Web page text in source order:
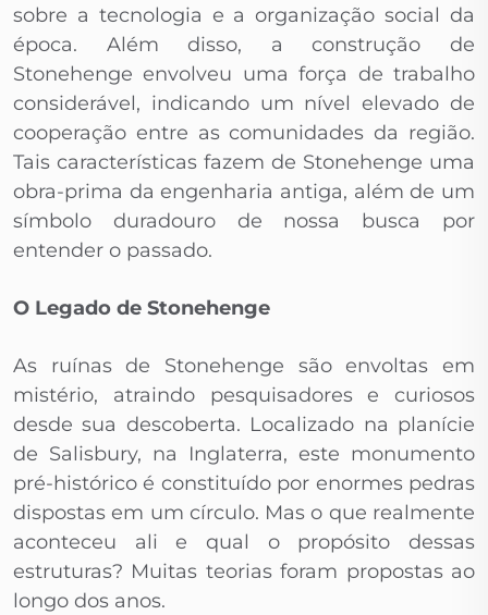
sobre a tecnologia e a organização social da
época. Além disso, a construção de
Stonehenge envolveu uma força de trabalho
considerável, indicando um nível elevado de
cooperação entre as comunidades da região.
Tais características fazem de Stonehenge uma
obra-prima da engenharia antiga, além de um
símbolo duradouro de nossa busca por
entender o passado.
O Legado de Stonehenge
As ruínas de Stonehenge são envoltas em
mistério, atraindo pesquisadores e curiosos
desde sua descoberta. Localizado na planície
de Salisbury, na Inglaterra, este monumento
pré-histórico é constituído por enormes pedras
dispostas em um círculo. Mas o que realmente
aconteceu ali e qual o propósito dessas
estruturas? Muitas teorias foram propostas ao
longo dos anos.